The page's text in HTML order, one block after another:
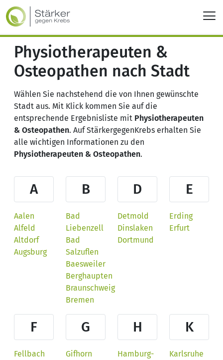
Physiotherapeuten &
Osteopathen nach Stadt
Wählen Sie nachstehend die von Ihnen gewünschte
Stadt aus. Mit Klick kommen Sie auf die
entsprechende Ergebnisliste mit Physiotherapeuten
& Osteopathen. Auf StärkergegenKrebs erhalten Sie
alle wichtigen Informationen zu den
Physiotherapeuten & Osteopathen.
A
Aalen
Alfeld
Altdorf
Augsburg
B
Bad
Liebenzell
Bad
Salzuflen
Baesweiler
Berghaupten
Braunschweig
Bremen
D
Detmold
Dinslaken
Dortmund
E
Erding
Erfurt
F
Fellbach
G
Gifhorn
H
Hamburg-
K
Karlsruhe